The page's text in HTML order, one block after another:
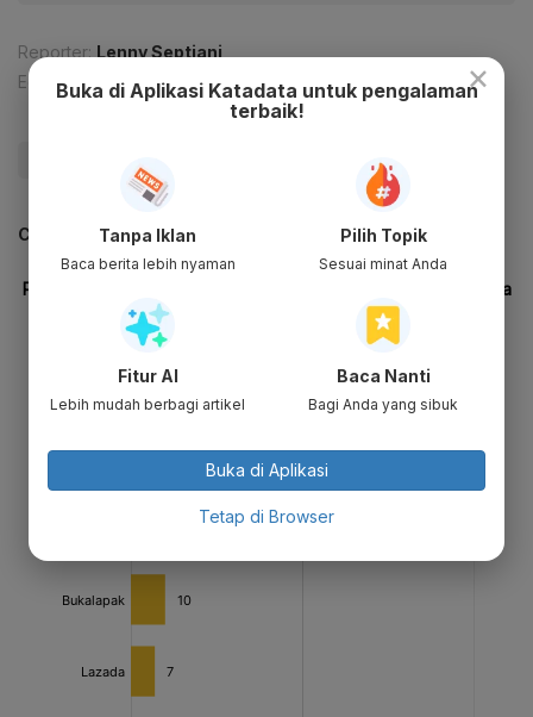
Reporter: Lenny Septiani
Editor: Desy Setyowati
#Update Me
CEK JUGA DATA INI
×
Buka di Aplikasi Katadata untuk pengalaman
terbaik!
Tanpa Iklan
Baca berita lebih nyaman
Pilih Topik
Sesuai minat Anda
Fitur AI
Lebih mudah berbagi artikel
Baca Nanti
Bagi Anda yang sibuk
Buka di Aplikasi
Tetap di Browser